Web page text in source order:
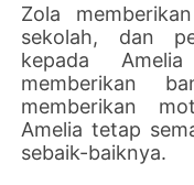
Zola
sekolah, dan
kepada
memberikan
memberikan
Amelia tetap
sebaik-baiknya.